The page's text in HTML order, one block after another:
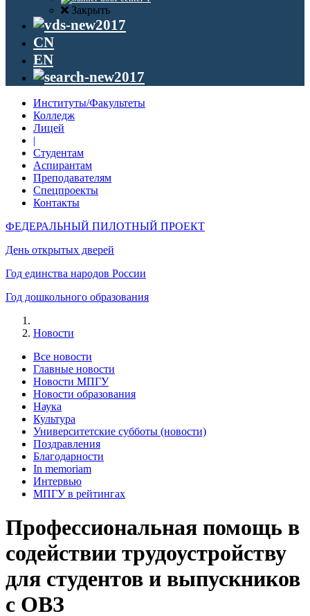
Закрыть
CN
EN
Институты/Факультеты
Колледж
Лицей
|
Студентам
Аспирантам
Преподавателям
Спецпроекты
Контакты
ФЕДЕРАЛЬНЫЙ ПИЛОТНЫЙ ПРОЕКТ
День открытых дверей
Год единства народов России
Год дошкольного образования
Новости
Все новости
Главные новости
Новости МПГУ
Новости образования
Наука
Культура
Университетские субботы (новости)
Поздравления
Благодарности
In memoriam
Интервью
МПГУ в рейтингах
Профессиональная помощь в
содействии трудоустройству
для студентов и выпускников
с ОВЗ